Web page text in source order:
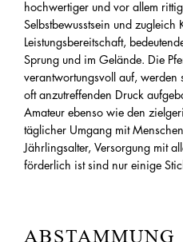
hochwertiger und vor allem
Selbstbewusstsein und zugleich
Leistungsbereitschaft,
Sprung und im Gelände. Die
verantwortungsvoll auf, werden
oft anzutreffenden Druck
Amateur ebenso wie den
täglicher Umgang mit
Jährlingsalter, Versorgung mit
förderlich ist sind nur einige
ABSTAMMUNG